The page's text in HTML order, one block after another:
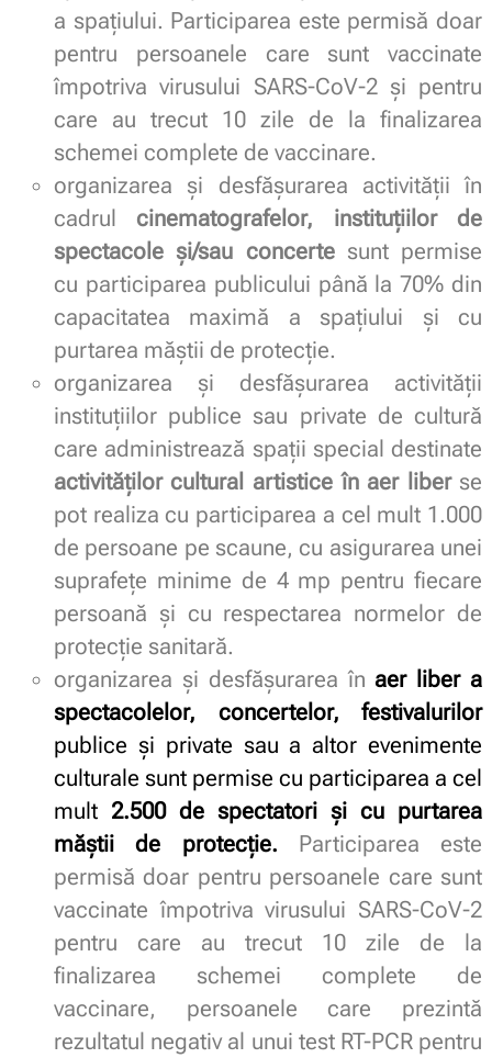
a spaţiului. Participarea este permisă doar
pentru persoanele care sunt vaccinate
împotriva virusului SARS-CoV-2 şi pentru
care au trecut 10 zile de la finalizarea
schemei complete de vaccinare.
organizarea şi desfăşurarea activităţii în
cadrul cinematografelor, instituţiilor de
spectacole şi/sau concerte sunt permise
cu participarea publicului până la 70% din
capacitatea maximă a spaţiului şi cu
purtarea măştii de protecţie.
organizarea şi desfăşurarea activităţii
instituţiilor publice sau private de cultură
care administrează spaţii special destinate
activităţilor cultural artistice în aer liberse
pot realiza cu participarea a cel mult 1.000
de persoane pe scaune, cu asigurarea unei
suprafeţe minime de 4 mp pentru fiecare
persoană şi cu respectarea normelor de
protecţie sanitară.
organizarea şi desfăşurarea înaer liber a
spectacolelor, concertelor, festivalurilor
publice şi private sau a altor evenimente
culturale sunt permise cu participarea a cel
mult 2.500 de spectatori şi cu purtarea
măştii de protecţie. Participarea este
permisă doar pentru persoanele care sunt
vaccinate împotriva virusului SARS-CoV-2
pentru care au trecut 10 zile de la
finalizarea schemei complete de
vaccinare, persoanele care prezintă
rezultatul negativ al unui test RT-PCR pentru